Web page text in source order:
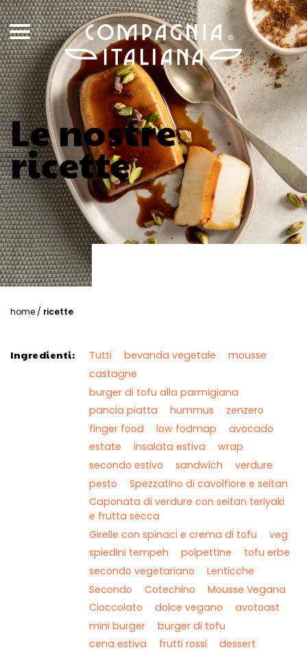
Le nostre
ricette
home / ricette
Ingredienti: Tutti bevanda vegetale
mousse
castagne
burger di tofu alla parmigiana
pancia piatta
hummus
zenzero
finger food
low fodmap
avocado
estate
insalata estiva
wrap
secondo estivo
sandwich
verdure
pesto
Spezzatino di cavolfiore e seitan
Caponata di verdure con seitan teriyaki
e frutta secca
Girelle con spinaci e crema di tofu
veg
spiedini tempeh
polpettine
tofu erbe
secondo vegetariano
Lenticche
Secondo
Cotechino
Mousse Vegana
Cioccolato
dolce vegano
avotoast
mini burger
burger di tofu
cena estiva
frutti rossi
dessert